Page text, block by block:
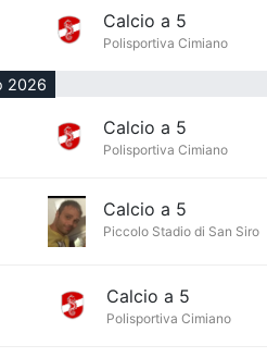
Calcio a 5
Polisportiva Cimiano
2026
Calcio a 5
Polisportiva Cimiano
Calcio a 5
Piccolo Stadio di San Siro
Calcio a 5
Polisportiva Cimiano